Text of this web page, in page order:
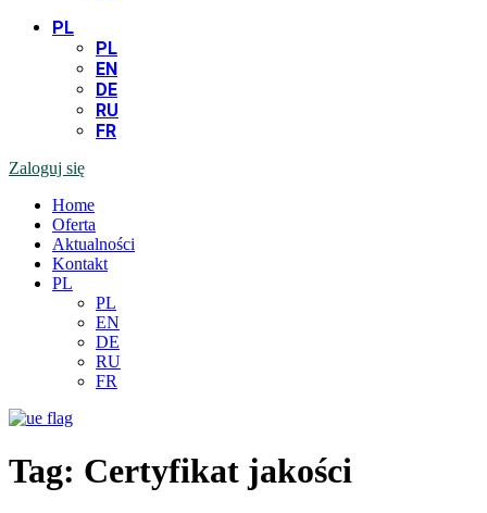
PL
PL
EN
DE
RU
FR
Zaloguj się
Home
Oferta
Aktualności
Kontakt
PL
PL
EN
DE
RU
FR
Tag: Certyfikat jakości